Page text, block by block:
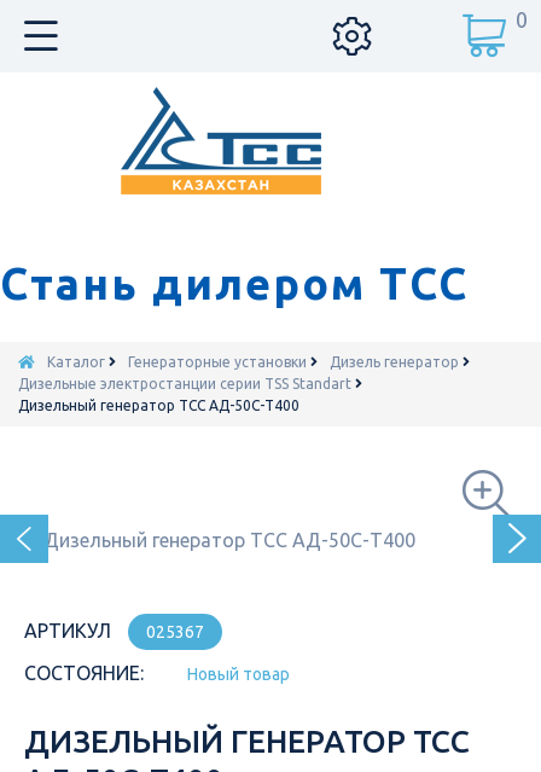
Стань дилером ТСС
0
Каталог Генераторные установки
Дизель генератор
Дизельные электростанции серии TSS Standart
Дизельный генератор ТСС АД-50С-Т400
АРТИКУЛ 025367
СОСТОЯНИЕ: Новый товар
ДИЗЕЛЬНЫЙ ГЕНЕРАТОР ТСС